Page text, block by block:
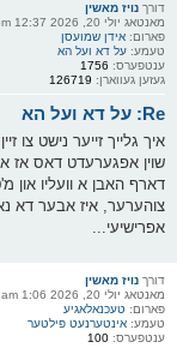
דורך נויז מאשין
מאנטאג יולי 20, 2026 12:37 pm
פארום: אידן שמועסן
טעמע: על דא ועל הא
ענטפערס: 1756
געזען געווארן: 126719
Re: על דא ועל הא
איך גלייך זייער נישט
שוין אפגערעדט דאס אז
דארף האבן א וועליו און
צוהערער, איז אבער דא
אפרישיעי...
דורך נויז מאשין
מאנטאג יולי 20, 2026 1:06 am
פארום: טעכנאלאגיע
טעמע: אינטערנעט פילטער
ענטפערס: 100